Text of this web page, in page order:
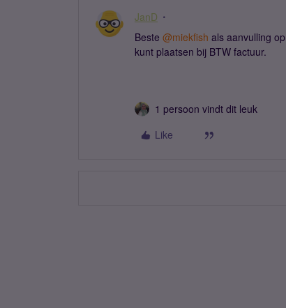
JanD
Beste ​ @miekfish als aanvulling op ​
kunt plaatsen bij BTW factuur.
1 persoon vindt dit leuk
Like